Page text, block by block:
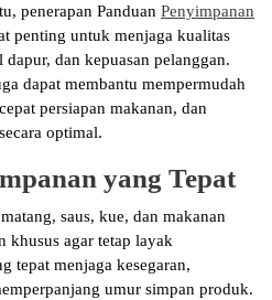
penerapan Panduan Penyimpanan
penting untuk menjaga kualitas
dan kepuasan pelanggan.
dapat membantu mempermudah
persiapan makanan, dan
optimal.
yang Tepat
saus, kue, dan makanan
khusus agar tetap layak
tepat menjaga kesegaran,
umur simpan produk.